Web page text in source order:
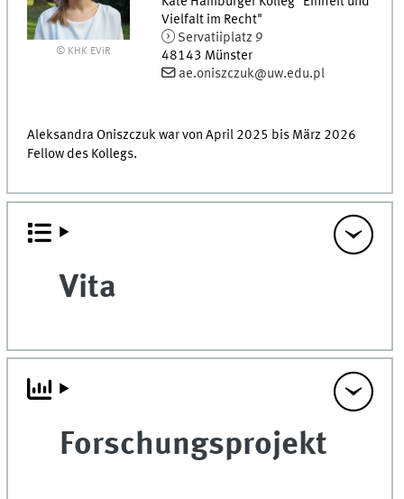
© KHK EViR
Vielfalt im Recht"
Servatiiplatz 9
48143 Münster
ae.oniszczuk@uw.edu.pl
Aleksandra Oniszczuk war von April 2025 bis März 2026
Fellow des Kollegs.
Vita
Forschungsprojekt